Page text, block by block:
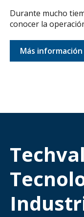
Durante mucho
conocer la
Más información